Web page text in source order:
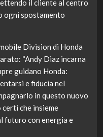
il cliente al centro
ogni spostamento
Division di Honda
“Andy Diaz incarna
guidano Honda:
e fiducia nel
in questo nuovo
certi che insieme
futuro con energia e